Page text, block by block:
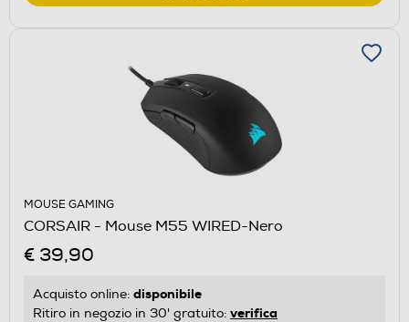
MOUSE GAMING
CORSAIR - Mouse M55 WIRED-Nero
€ 39,90
Acquisto online: disponibile
Ritiro in negozio in 30' gratuito: verifica